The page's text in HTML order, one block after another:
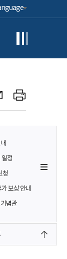
일정
청
보상 안내
념관